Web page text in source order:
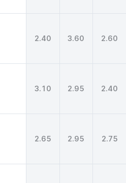
2.40 3.60 2.60
3.10 2.95 2.40
2.65 2.95 2.75